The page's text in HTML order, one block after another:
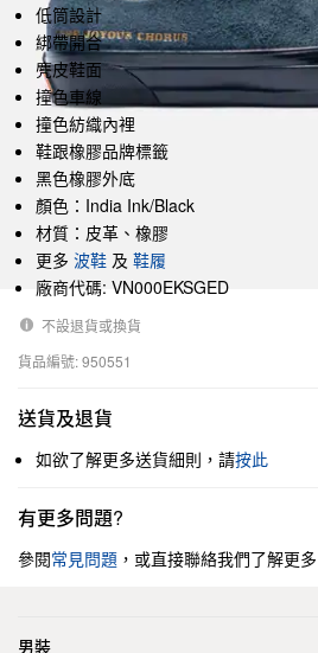
低筒設計
綁帶開合
麂皮鞋面
撞色車線
撞色紡織內裡
鞋跟橡膠品牌標籤
黑色橡膠外底
顏色：India Ink/Black
材質：皮革、橡膠
更多 波鞋 及 鞋履
廠商代碼: VN000EKSGED
不設退貨或換貨
貨品編號: 950551
送貨及退貨
如欲了解更多送貨細則，請按此
有更多問題?
參閱常見問題 ，或直接聯絡我們了解更多
男裝